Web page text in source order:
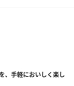
、手軽においしく楽し